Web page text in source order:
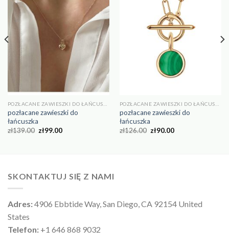
pozłacane zawieszki do
łańcuszka
zł139.00 zł99.00
pozłacane zawieszki do
łańcuszka
zł126.00 zł90.00
SKONTAKTUJ SIĘ Z NAMI
Adres:4906 Ebbtide Way, San Diego, CA 92154 United
States
Telefon: +1 646 868 9032